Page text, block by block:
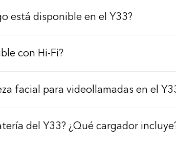
está disponible en el Y33?
con Hi-Fi?
facial para videollamadas en el
del Y33? ¿Qué cargador